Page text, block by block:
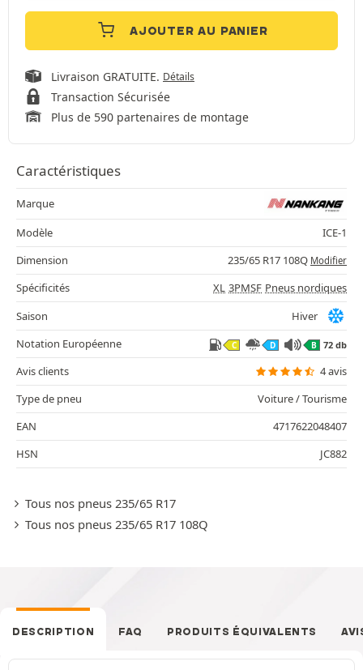
AJOUTER AU PANIER
Livraison GRATUITE. Détails
Transaction Sécurisée
Plus de 590 partenaires de montage
Caractéristiques
Marque
Modèle
ICE-1
Dimension
235/65 R17 108Q Modifier
Spécificités XL 3PMSF Pneus nordiques
Saison
Hiver
Notation Européenne
C D B 72 db
Avis clients
4 avis
Type de pneu
Voiture / Tourisme
EAN
4717622048407
HSN
JC882
Tous nos pneus 235/65 R17
Tous nos pneus 235/65 R17 108Q
DESCRIPTION FAQ PRODUITS ÉQUIVALENTS